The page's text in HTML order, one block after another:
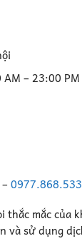
– 23:00 PM
–0977.868.533
mắc của
sử dụng